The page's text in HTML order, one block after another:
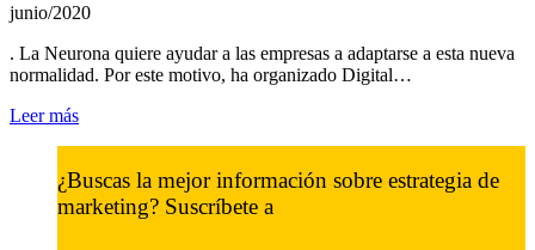
junio/2020
. La Neurona quiere ayudar a las empresas a adaptarse a esta nueva
normalidad. Por este motivo, ha organizado Digital…
Leer más
¿Buscas la mejor información sobre estrategia de
marketing? Suscríbete a